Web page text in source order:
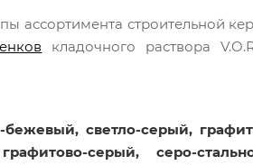
ассортимента строительной
кладочного раствора
светло-серый,
серый, серо-